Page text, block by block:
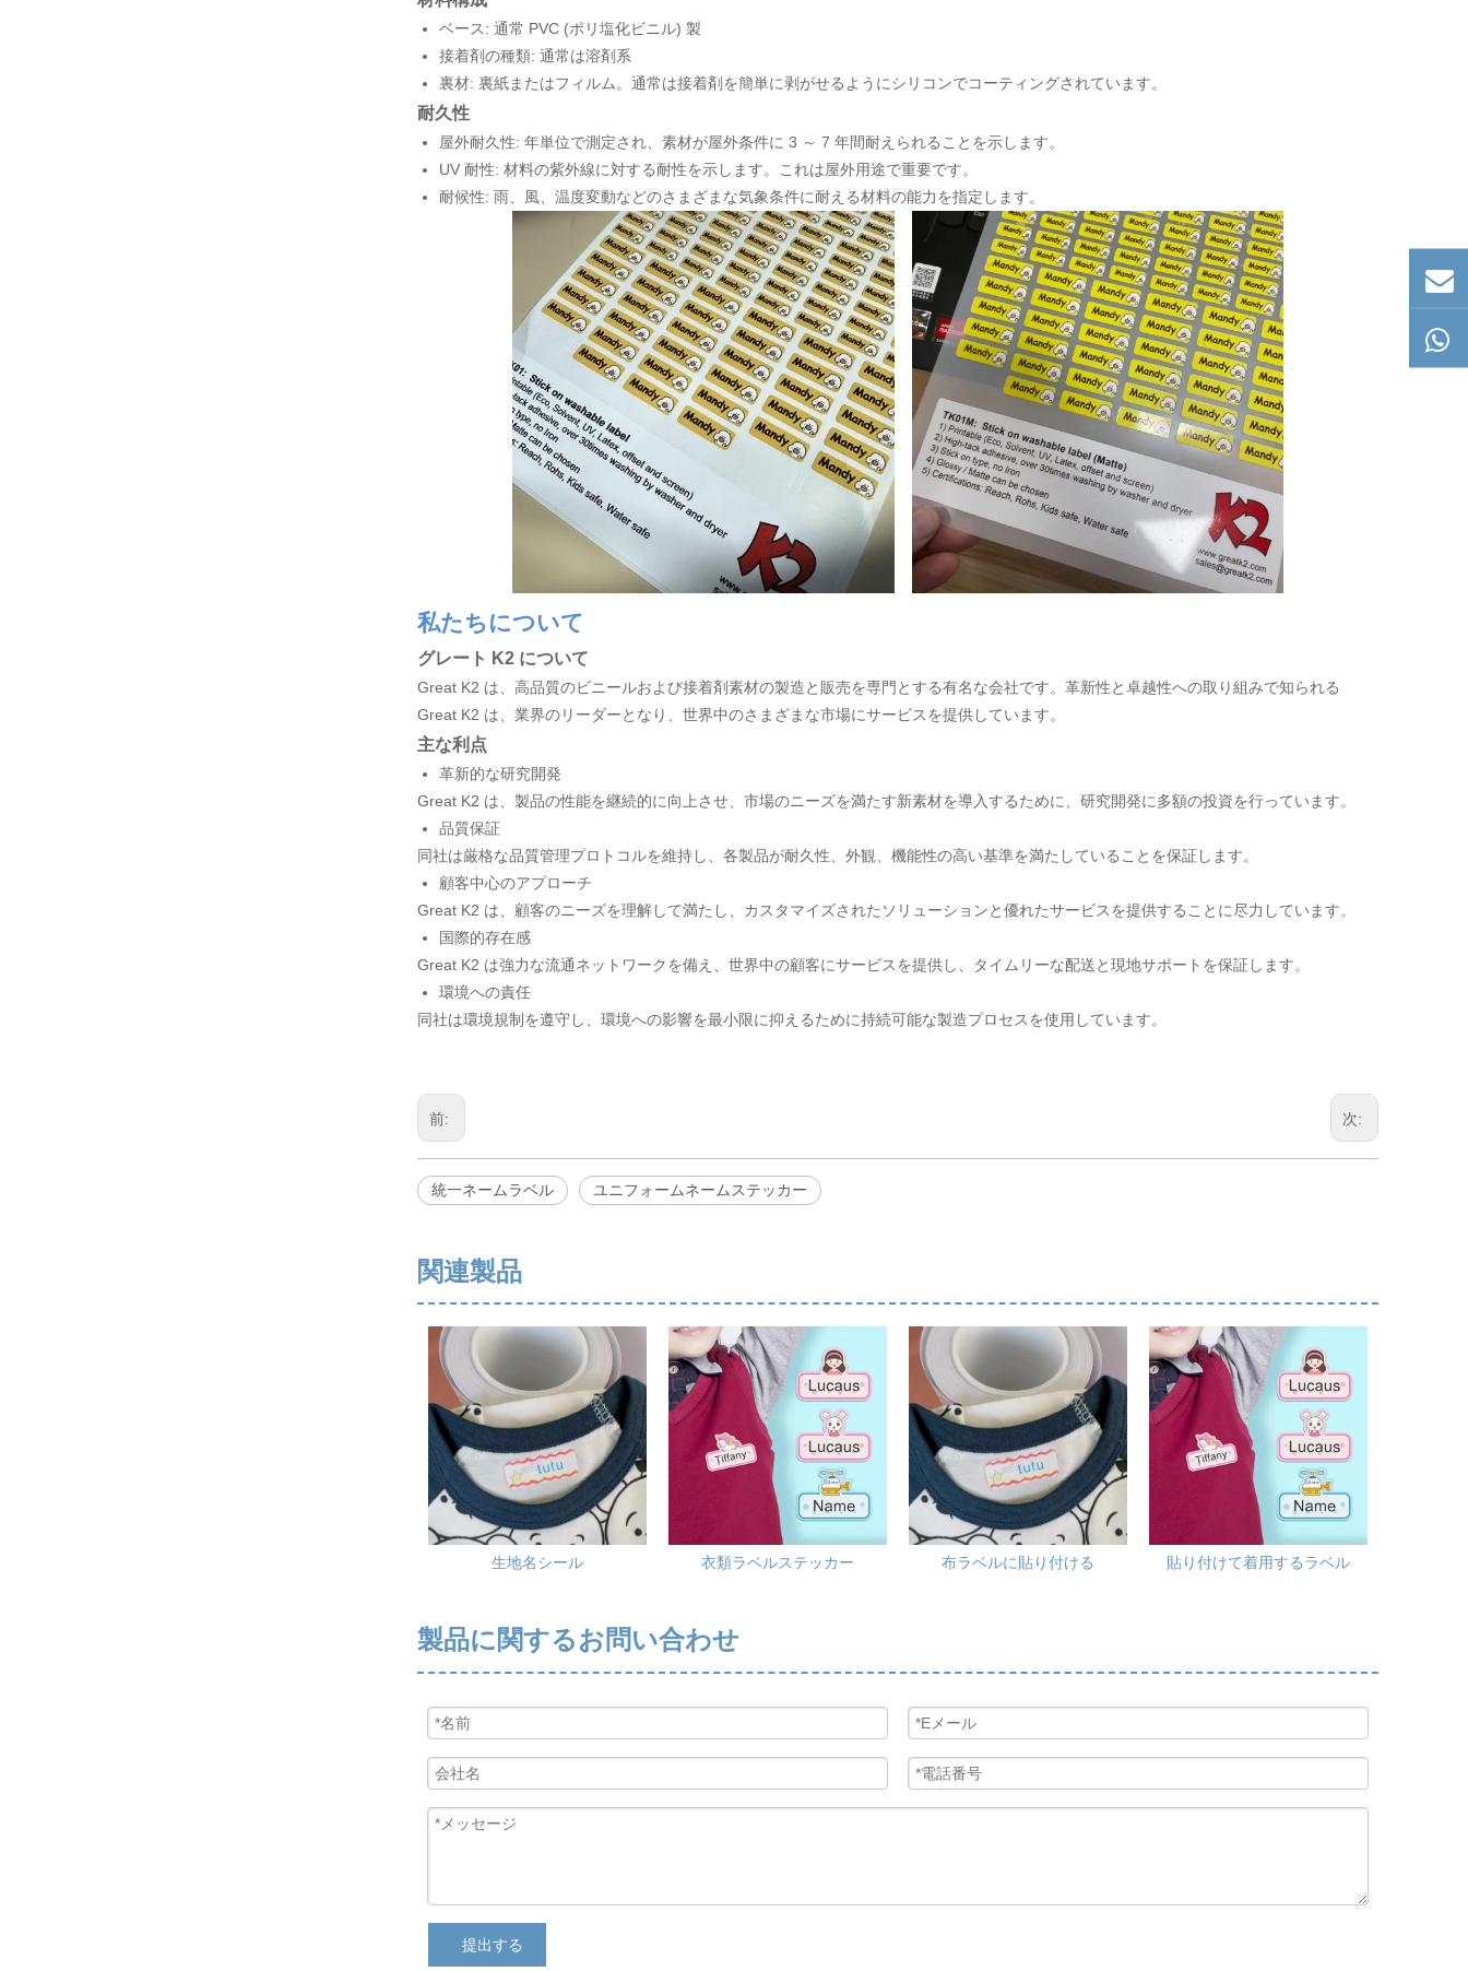
ベース: 通常 PVC (ポリ塩化ビニル) 製
接着剤の種類: 通常は溶剤系
裏材: 裏紙またはフィルム。通常は接着剤を簡単に剥がせるようにシリコンでコーティングされています。
耐久性
屋外耐久性: 年単位で測定され、素材が屋外条件に 3 ～ 7 年間耐えられることを示します。
UV 耐性: 材料の紫外線に対する耐性を示します。これは屋外用途で重要です。
耐候性: 雨、風、温度​​変動などのさまざまな気象条件に耐える材料の能力を指定します。
私たちについて
グレート K2 について
Great K2 は、高品質のビニールおよび接着剤素材の製造と販売を専門とする有名な会社です。革新性と卓越性への取り組みで知られる
Great K2 は、業界のリーダーとなり、世界中のさまざまな市場にサービスを提供しています。
主な利点
革新的な研究開発
Great K2 は、製品の性能を継続的に向上させ、市場のニーズを満たす新素材を導入するために、研究開発に多額の投資を行っています。
品質保証
同社は厳格な品質管理プロトコルを維持し、各製品が耐久性、外観、機能性の高い基準を満たしていることを保証します。
顧客中心のアプローチ
Great K2 は、顧客のニーズを理解して満たし、カスタマイズされたソリューションと優れたサービスを提供することに尽力しています。
国際的存在感
Great K2 は強力な流通ネットワークを備え、世界中の顧客にサービスを提供し、タイムリーな配送と現地サポートを保証します。
環境への責任
同社は環境規制を遵守し、環境への影響を最小限に抑えるために持続可能な製造プロセスを使用しています。
前: 次:
統一ネームラベル ユニフォームネームステッカー
関連製品
生地名シール 衣類ラベルステッカー 布ラベルに貼り付ける 貼り付けて着用するラベル
製品に関するお問い合わせ
提出する